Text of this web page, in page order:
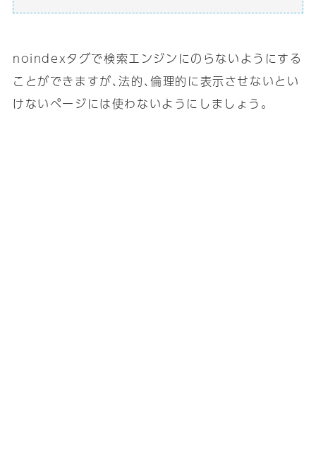
noindexタグで検索エンジンにのらないようにする
ことができますが､法的､倫理的に表示させないとい
けないページには使わないようにしましょう｡